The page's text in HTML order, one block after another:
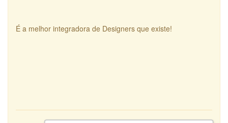
É a melhor integradora de Designers que existe!